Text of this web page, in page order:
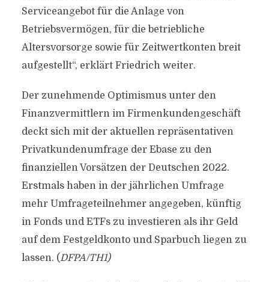
Serviceangebot für die Anlage von
Betriebsvermögen, für die betriebliche
Altersvorsorge sowie für Zeitwertkonten breit
aufgestellt“, erklärt Friedrich weiter.
Der zunehmende Optimismus unter den
Finanzvermittlern im Firmenkundengeschäft
deckt sich mit der aktuellen repräsentativen
Privatkundenumfrage der Ebase zu den
finanziellen Vorsätzen der Deutschen 2022.
Erstmals haben in der jährlichen Umfrage
mehr Umfrageteilnehmer angegeben, künftig
in Fonds und ETFs zu investieren als ihr Geld
auf dem Festgeldkonto und Sparbuch liegen zu
lassen. (DFPA/TH1)